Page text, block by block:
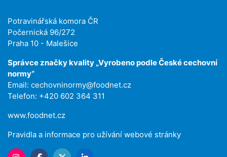
Potravinářská komora ČR
Počernická 96/272
Praha 10 - Malešice
Správce značky kvality „Vyrobeno podle České cechovní
normy“
Email: cechovninormy@foodnet.cz
Telefon: +420 602 364 311
www.foodnet.cz
Pravidla a informace pro užívání webové stránky